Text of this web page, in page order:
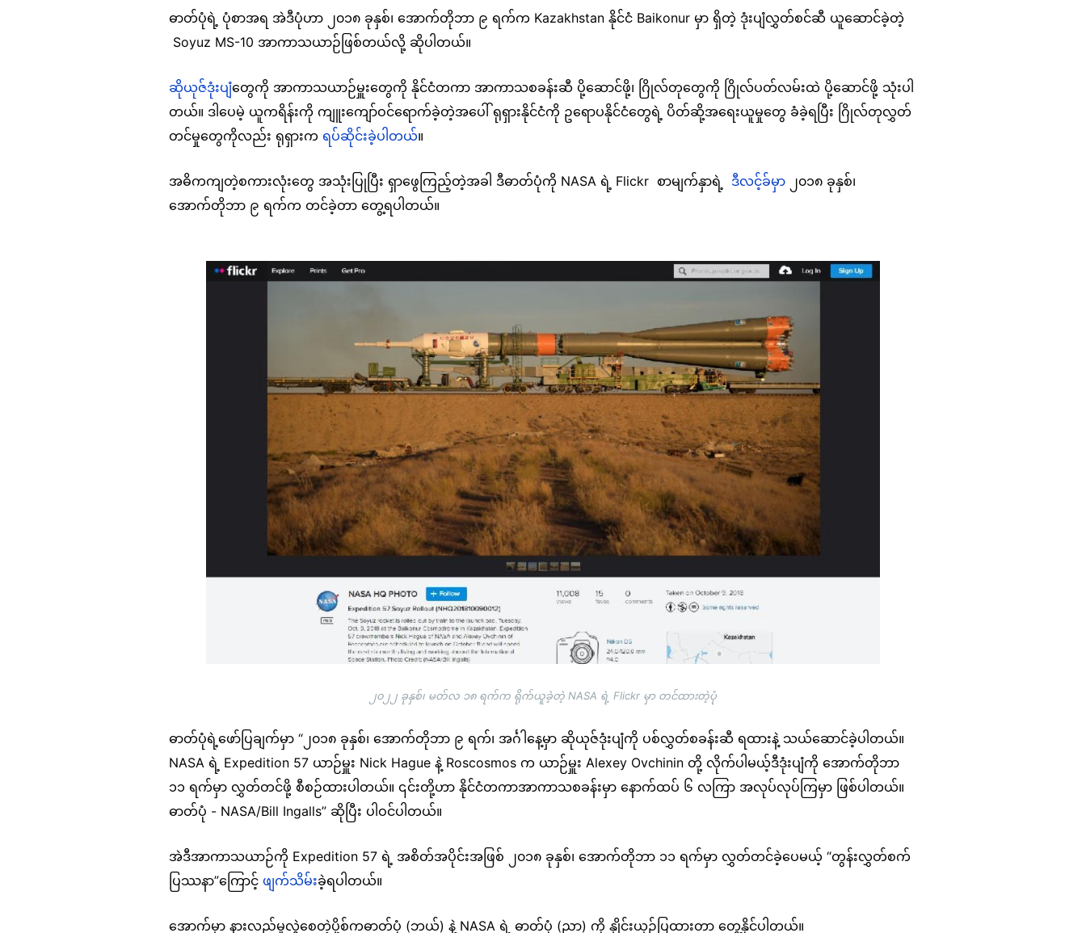
ဓာတ်ပုံရဲ့ ပုံစာအရ အဲဒီပုံဟာ ၂၀၁၈ ခုနှစ်၊ အောက်တိုဘာ ၉ ရက်က Kazakhstan နိုင်ငံ Baikonur မှာ ရှိတဲ့ ဒုံးပျံလွှတ်စင်ဆီ ယူဆောင်ခဲ့တဲ့
Soyuz MS-10 အာကာသယာဉ်ဖြစ်တယ်လို့ ဆိုပါတယ်။
ဆိုယုဇ်ဒုံးပျံတွေကို အာကာသယာဉ်မှူးတွေကို နိုင်ငံတကာ အာကာသစခန်းဆီ ပို့ဆောင်ဖို့၊ ဂြိုလ်တုတွေကို ဂြိုလ်ပတ်လမ်းထဲ ပို့ဆောင်ဖို့ သုံးပါ
တယ်။ ဒါပေမဲ့ ယူကရိန်းကို ကျူးကျော်ဝင်ရောက်ခဲ့တဲ့အပေါ် ရုရှားနိုင်ငံကို ဥရောပနိုင်ငံတွေရဲ့ ပိတ်ဆို့အရေးယူမှုတွေ ခံခဲ့ရပြီး ဂြိုလ်တုလွှတ်
တင်မှုတွေကိုလည်း ရုရှားက ရပ်ဆိုင်းခဲ့ပါတယ်။
အဓိကကျတဲ့စကားလုံးတွေ အသုံးပြုပြီး ရှာဖွေကြည့်တဲ့အခါ ဒီဓာတ်ပုံကို NASA ရဲ့ Flickr စာမျက်နှာရဲ့ ဒီလင့်ခ်မှာ ၂၀၁၈ ခုနှစ်၊
အောက်တိုဘာ ၉ ရက်က တင်ခဲ့တာ တွေ့ရပါတယ်။
၂၀၂၂ ခုနှစ်၊ မတ်လ ၁၈ ရက်က ရိုက်ယူခဲ့တဲ့ NASA ရဲ့ Flickr မှာ တင်ထားတဲ့ပုံ
ဓာတ်ပုံရဲ့ဖော်ပြချက်မှာ “၂၀၁၈ ခုနှစ်၊ အောက်တိုဘာ ၉ ရက်၊ အင်္ဂါနေ့မှာ ဆိုယုဇ်ဒုံးပျံကို ပစ်လွှတ်စခန်းဆီ ရထားနဲ့ သယ်ဆောင်ခဲ့ပါတယ်။
NASA ရဲ့ Expedition 57 ယာဉ်မှူး Nick Hague နဲ့ Roscosmos က ယာဉ်မှူး Alexey Ovchinin တို့ လိုက်ပါမယ့်ဒီဒုံးပျံကို အောက်တိုဘာ
၁၁ ရက်မှာ လွှတ်တင်ဖို့ စီစဉ်ထားပါတယ်။ ၎င်းတို့ဟာ နိုင်ငံတကာအာကာသစခန်းမှာ နောက်ထပ် ၆ လကြာ အလုပ်လုပ်ကြမှာ ဖြစ်ပါတယ်။
ဓာတ်ပုံ - NASA/Bill Ingalls” ဆိုပြီး ပါဝင်ပါတယ်။
အဲဒီအာကာသယာဉ်ကို Expedition 57 ရဲ့ အစိတ်အပိုင်းအဖြစ် ၂၀၁၈ ခုနှစ်၊ အောက်တိုဘာ ၁၁ ရက်မှာ လွှတ်တင်ခဲ့ပေမယ့် “တွန်းလွှတ်စက်
ပြဿနာ”ကြောင့် ဖျက်သိမ်းခဲ့ရပါတယ်။
အောက်မှာ နားလည်မှုလွဲစေတဲ့ပို့စ်ကဓာတ်ပုံ (ဘယ်) နဲ့ NASA ရဲ့ ဓာတ်ပုံ (ညာ) ကို နှိုင်းယှဥ်ပြထားတာ တွေ့နိုင်ပါတယ်။